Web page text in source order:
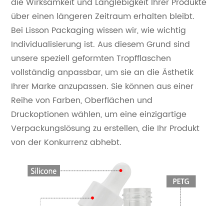
über einen längeren Zeitraum erhalten bleibt.
Bei Lisson Packaging wissen wir, wie wichtig
Individualisierung ist. Aus diesem Grund sind
unsere speziell geformten Tropfflaschen
vollständig anpassbar, um sie an die Ästhetik
Ihrer Marke anzupassen. Sie können aus einer
Reihe von Farben, Oberflächen und
Druckoptionen wählen, um eine einzigartige
Verpackungslösung zu erstellen, die Ihr Produkt
von der Konkurrenz abhebt.